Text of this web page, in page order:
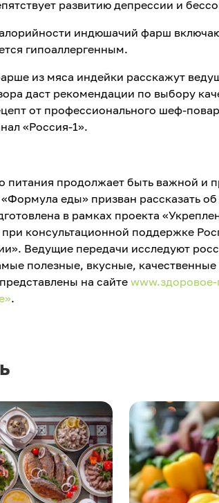
развитию депрессии и
индюшачий фарш
гипоаллергенным.
из мяса индейки расскажут
даст рекомендации по выбору
от профессионального шеф-
«Россия-1».
питания продолжает быть важной и
еды» призван рассказать
в рамках проекта
консультационной поддержке
Ведущие передачи исследуют
полезные, вкусные,
на сайте
.